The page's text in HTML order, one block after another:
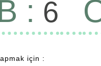
: 6
için :